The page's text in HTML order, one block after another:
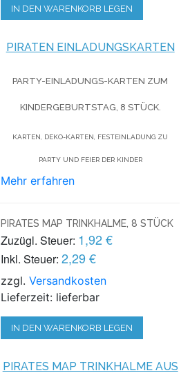
IN DEN WARENKORB LEGEN
PIRATEN EINLADUNGSKARTEN
PARTY-EINLADUNGS-KARTEN ZUM
KINDERGEBURTSTAG, 8 STÜCK.
KARTEN, DEKO-KARTEN, FESTEINLADUNG ZU
PARTY UND FEIER DER KINDER
Mehr erfahren
PIRATES MAP TRINKHALME, 8 STÜCK
Zuzügl. Steuer: 1,92 €
Inkl. Steuer: 2,29 €
zzgl.Versandkosten
Lieferzeit: lieferbar
IN DEN WARENKORB LEGEN
PIRATES MAP TRINKHALME AUS